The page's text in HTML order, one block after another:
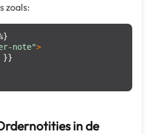
zoals:
note">
in de